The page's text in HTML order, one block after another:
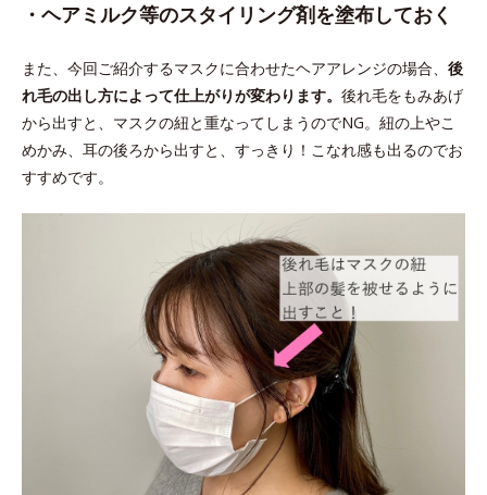
・ヘアミルク等のスタイリング剤を塗布しておく
また、今回ご紹介するマスクに合わせたヘアアレンジの場合、 後
れ毛の出し方によって仕上がりが変わります。 後れ毛をもみあげ
から出すと、マスクの紐と重なってしまうのでNG。紐の上やこ
めかみ、耳の後ろから出すと、すっきり！こなれ感も出るのでお
すすめです。